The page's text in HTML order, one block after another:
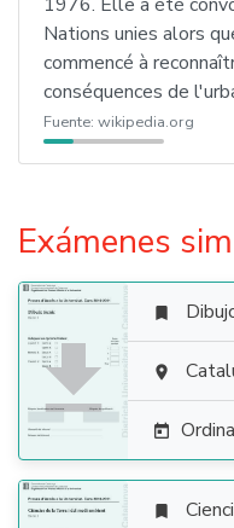
Nations unies alors
commencé à
conséquences de
Fuente: wikipedia.org
Exámenes




